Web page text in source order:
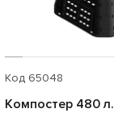
Код 65048
Компостер 480 л.